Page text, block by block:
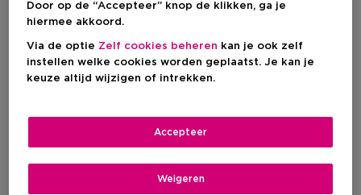
Door op de “Accepteer” knop de klikken, ga je
hiermee akkoord.
Via de optie Zelf cookies beheren kan je ook zelf
instellen welke cookies worden geplaatst. Je kan je
keuze altijd wijzigen of intrekken.
Weigeren
Accepteer